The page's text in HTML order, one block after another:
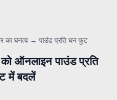
का घनत्व → पाउंड प्रति घन फुट
ऑनलाइन पाउंड प्रति
में बदलें